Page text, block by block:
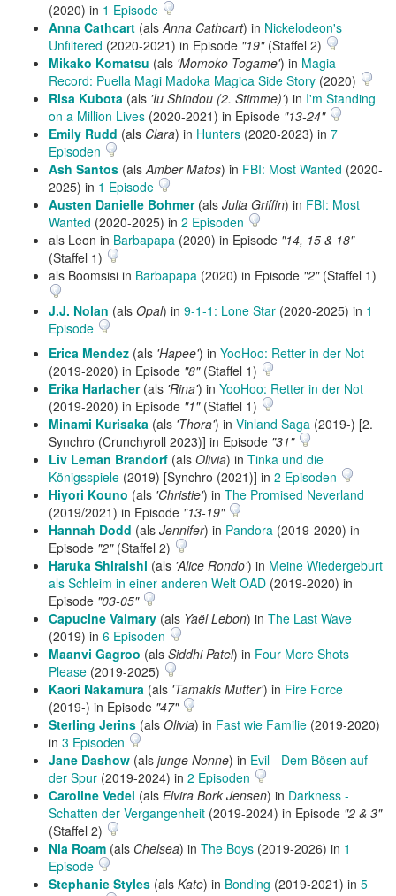
(2020) in 1 Episode
Anna Cathcart (als Anna Cathcart) in Nickelodeon's
Unfiltered (2020-2021) in Episode "19"(Staffel 2)
Mikako Komatsu (als 'Momoko Togame') in Magia
Record: Puella Magi Madoka Magica Side Story (2020)
Risa Kubota (als 'Iu Shindou (2. Stimme)') in I'm Standing
on a Million Lives (2020-2021) in Episode "13-24"
Emily Rudd (als Clara) in Hunters (2020-2023) in 7
Episoden
Ash Santos (als Amber Matos) in FBI: Most Wanted (2020-
2025) in 1 Episode
Austen Danielle Bohmer(als Julia Griffin) in FBI: Most
Wanted (2020-2025) in 2 Episoden
als Leon in Barbapapa (2020) in Episode "14, 15 & 18"
(Staffel 1)
als Boomsisi in Barbapapa (2020) in Episode "2"(Staffel 1)
J.J. Nolan (als Opal) in 9-1-1: Lone Star (2020-2025) in 1
Episode
Erica Mendez (als 'Hapee') in YooHoo: Retter in der Not
(2019-2020) in Episode "8"(Staffel 1)
Erika Harlacher(als 'Rina') in YooHoo: Retter in der Not
(2019-2020) in Episode "1"(Staffel 1)
Minami Kurisaka (als 'Thora') in Vinland Saga (2019-) [2.
Synchro (Crunchyroll 2023)] in Episode "31"
Liv Leman Brandorf (als Olivia) in Tinka und die
Königsspiele (2019) [Synchro (2021)] in 2 Episoden
Hiyori Kouno (als 'Christie') in The Promised Neverland
(2019/2021) in Episode "13-19"
Hannah Dodd (als Jennifer) in Pandora (2019-2020) in
Episode "2"(Staffel 2)
Haruka Shiraishi (als 'Alice Rondo') in Meine Wiedergeburt
als Schleim in einer anderen Welt OAD (2019-2020) in
Episode "03-05"
Capucine Valmary (als Yaël Lebon) in The Last Wave
(2019) in 6 Episoden
Maanvi Gagroo (als Siddhi Patel) in Four More Shots
Please (2019-2025)
Kaori Nakamura (als 'Tamakis Mutter') in Fire Force
(2019-) in Episode "47"
Sterling Jerins (als Olivia) in Fast wie Familie (2019-2020)
in 3 Episoden
Jane Dashow (als junge Nonne) in Evil - Dem Bösen auf
der Spur (2019-2024) in 2 Episoden
Caroline Vedel (als Elvira Bork Jensen) in Darkness -
Schatten der Vergangenheit (2019-2024) in Episode "2 & 3"
(Staffel 2)
Nia Roam (als Chelsea) in The Boys (2019-2026) in 1
Episode
Stephanie Styles (als Kate) in Bonding (2019-2021) in 5